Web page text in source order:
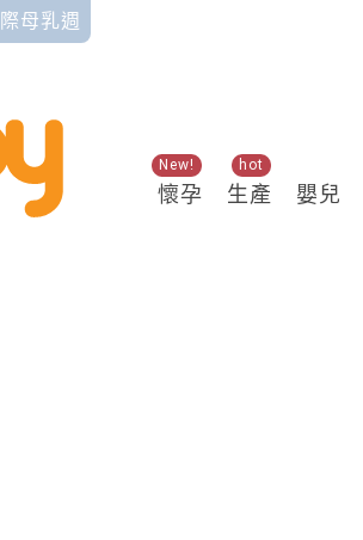
母乳週
懷孕
New!
生產
hot
嬰兒